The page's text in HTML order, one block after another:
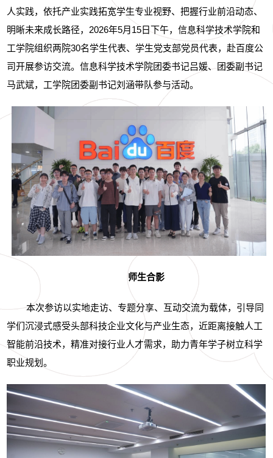
人实践，依托产业实践拓宽学生专业视野、把握行业前沿动态、
明晰未来成长路径，2026年5月15日下午，信息科学技术学院和
工学院组织两院30名学生代表、学生党支部党员代表，赴百度公
司开展参访交流。信息科学技术学院团委书记吕媛、团委副书记
马武斌，工学院团委副书记刘涵带队参与活动。
师生合影
本次参访以实地走访、专题分享、互动交流为载体，引导同
学们沉浸式感受头部科技企业文化与产业生态，近距离接触人工
智能前沿技术，精准对接行业人才需求，助力青年学子树立科学
职业规划。